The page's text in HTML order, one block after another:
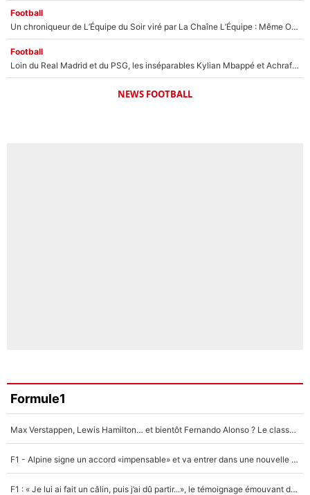
Football
Un chroniqueur de L’Équipe du Soir viré par La Chaîne L’Équipe : Même Olivier Ménard n’avait pas pu empêcher son départ, «je l’ai appris sur Twitter, je l’ai vécu assez mal»
Football
Loin du Real Madrid et du PSG, les inséparables Kylian Mbappé et Achraf Hakimi changent d'équipe le temps d'une journée !
NEWS FOOTBALL
Formule1
Max Verstappen, Lewis Hamilton… et bientôt Fernando Alonso ? Le classement des pilotes les mieux payés en Formule 1 risque de changer !
F1 - Alpine signe un accord «impensable» et va entrer dans une nouvelle dimension : Grande nouvelle pour Pierre Gasly !
F1 : « Je lui ai fait un câlin, puis j’ai dû partir...», le témoignage émouvant de Max Verstappen sur sa fille